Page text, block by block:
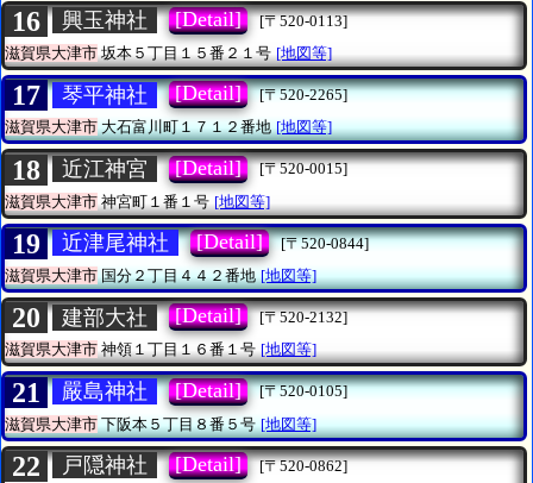
16 興玉神社 [Detail]
[〒520-0113]
滋賀県大津市 坂本５丁目１５番２１号 [地図等]
17 琴平神社 [Detail]
[〒520-2265]
滋賀県大津市大石富川町１７１２番地 [地図等]
18 近江神宮 [Detail]
[〒520-0015]
滋賀県大津市 神宮町１番１号 [地図等]
19 近津尾神社 [Detail]
[〒520-0844]
滋賀県大津市国分２丁目４４２番地 [地図等]
20 建部大社 [Detail]
[〒520-2132]
滋賀県大津市神領１丁目１６番１号 [地図等]
21 嚴島神社 [Detail]
[〒520-0105]
滋賀県大津市下阪本５丁目８番５号 [地図等]
22 戸隠神社 [Detail]
[〒520-0862]